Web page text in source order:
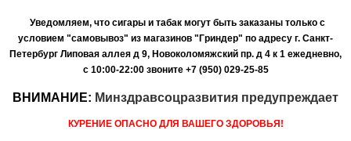
Уведомляем, что сигары и табак могут быть заказаны только с
условием "самовывоз" из магазинов "Гриндер" по адресу г. Санкт-
Петербург Липовая аллея д 9, Новоколомяжский пр. д 4 к 1 ежедневно,
с 10:00-22:00 звоните +7 (950) 029-25-85
ВНИМАНИЕ: Минздравсоцразвития предупреждает
КУРЕНИЕ ОПАСНО ДЛЯ ВАШЕГО ЗДОРОВЬЯ!